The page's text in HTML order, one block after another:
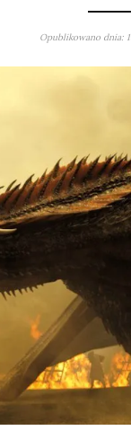
Opublikowano dnia: